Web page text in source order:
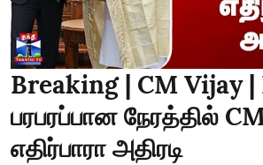
Breaking | CM Vijay
பரபரப்பான நேரத்தில்
எதிர்பாரா அதிரடி